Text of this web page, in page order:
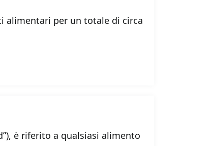
alimentari per un totale di circa
è riferito a qualsiasi alimento